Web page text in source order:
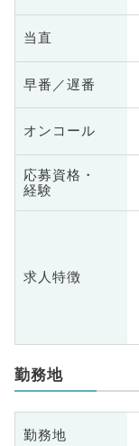
当直
早番／遅番
オンコール
応募資格・
経験
求人特徴
勤務地
勤務地